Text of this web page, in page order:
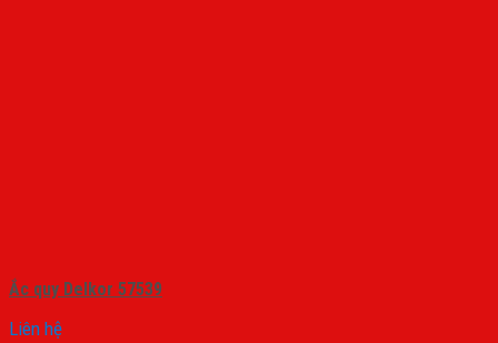
Ắc quy Delkor 57539
Liên hệ